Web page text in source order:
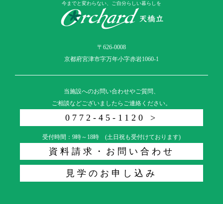
今までと変わらない、ご自分らしい暮らしを
〒626-0008
京都府宮津市字万年小字赤岩1060-1
当施設へのお問い合わせやご質問、
ご相談などございましたらご連絡ください。
0772-45-1120 >
受付時間：9時～18時 (土日祝も受付けております)
資料請求・お問い合わせ
見学のお申し込み